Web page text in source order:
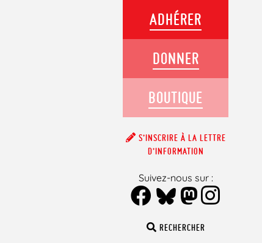
RECHERCHER
ADHÉRER
DONNER
BOUTIQUE
S’INSCRIRE À LA LETTRE
D’INFORMATION
Suivez-nous sur :